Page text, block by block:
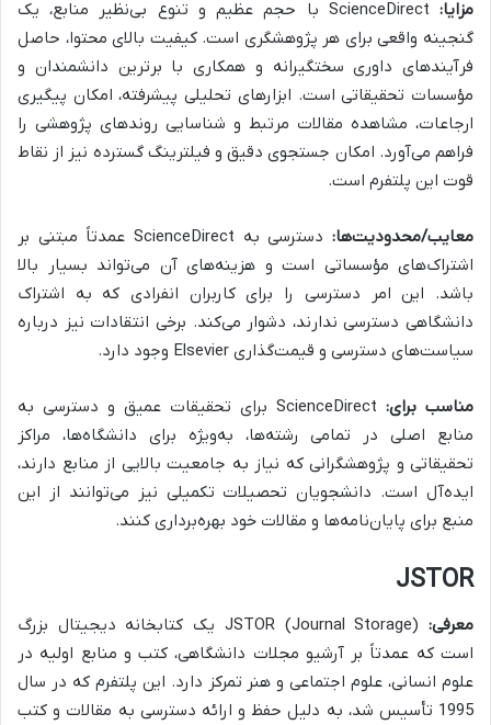
مزایا:
ScienceDirect با حجم عظیم و تنوع بی‌نظیر منابع، یک
گنجینه واقعی برای هر پژوهشگری است. کیفیت بالای محتوا، حاصل
فرآیندهای داوری سختگیرانه و همکاری با برترین دانشمندان و
مؤسسات تحقیقاتی است. ابزارهای تحلیلی پیشرفته، امکان پیگیری
ارجاعات، مشاهده مقالات مرتبط و شناسایی روندهای پژوهشی را
فراهم می‌آورد. امکان جستجوی دقیق و فیلترینگ گسترده نیز از نقاط
قوت این پلتفرم است.
معایب/محدودیت‌ها:
دسترسی به ScienceDirect عمدتاً مبتنی بر
اشتراک‌های مؤسساتی است و هزینه‌های آن می‌تواند بسیار بالا
باشد. این امر دسترسی را برای کاربران انفرادی که به اشتراک
دانشگاهی دسترسی ندارند، دشوار می‌کند. برخی انتقادات نیز درباره
سیاست‌های دسترسی و قیمت‌گذاری Elsevier وجود دارد.
مناسب برای:
ScienceDirect برای تحقیقات عمیق و دسترسی به
منابع اصلی در تمامی رشته‌ها، به‌ویژه برای دانشگاه‌ها، مراکز
تحقیقاتی و پژوهشگرانی که نیاز به جامعیت بالایی از منابع دارند،
ایده‌آل است. دانشجویان تحصیلات تکمیلی نیز می‌توانند از این
منبع برای پایان‌نامه‌ها و مقالات خود بهره‌برداری کنند.
JSTOR
معرفی:
JSTOR (Journal Storage) یک کتابخانه دیجیتال بزرگ
است که عمدتاً بر آرشیو مجلات دانشگاهی، کتب و منابع اولیه در
علوم انسانی، علوم اجتماعی و هنر تمرکز دارد. این پلتفرم که در سال
1995 تأسیس شد، به دلیل حفظ و ارائه دسترسی به مقالات و کتب